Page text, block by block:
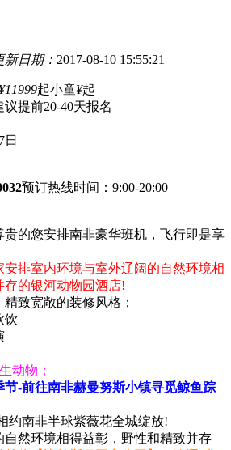
新日期： 2017-08-10 15:55:21
起小童¥起
议提前20-40天报名
日
预订热线时间：9:00-20:00
的您安排南非豪华班机，飞行即是享
排室内环境与室外辽阔的自然环境相
的银河动物园酒店!
致宽敞的装修风格；
饮
动物；
-前往南非赫曼努斯小镇寻觅鲸鱼踪
约南非半球紫薇花全城绽放!
然环境相得益彰，野性和精致并存